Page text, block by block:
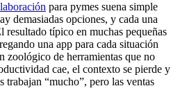
para pymes suena simple
demasiadas opciones, y cada una
resultado típico en muchas pequeñas
una app para cada situación
zoológico de herramientas que no
cae, el contexto se pierde y
trabajan “mucho”, pero las ventas